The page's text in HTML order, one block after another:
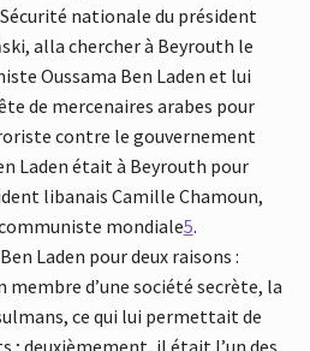
nationale du président
alla chercher à Beyrouth le
Oussama Ben Laden et lui
de mercenaires arabes pour
contre le gouvernement
Laden était à Beyrouth pour
libanais Camille Chamoun,
mondiale5.
Laden pour deux raisons :
d’une société secrète, la
ce qui lui permettait de